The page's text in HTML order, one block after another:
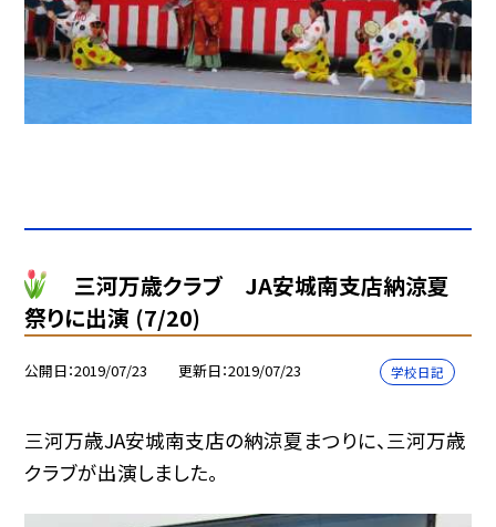
三河万歳クラブ JA安城南支店納涼夏
祭りに出演 (7/20)
公開日 2019/07/23 更新日 2019/07/23 学校日記
三河万歳JA安城南支店の納涼夏まつりに、三河万歳
クラブが出演しました。